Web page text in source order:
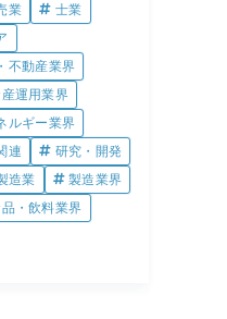
業
士業
不動産業界
運用業界
ルギー業界
連
研究・開発
造業
製造業界
・飲料業界